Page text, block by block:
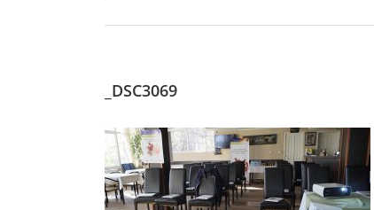
_DSC3069